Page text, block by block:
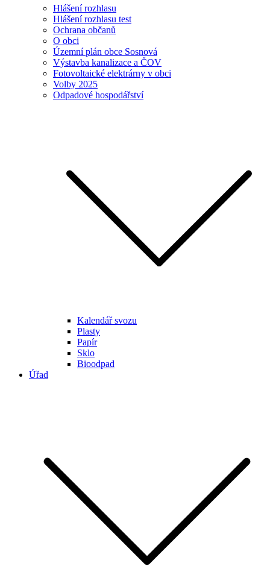
Hlášení rozhlasu
Hlášení rozhlasu test
Ochrana občanů
O obci
Územní plán obce Sosnová
Výstavba kanalizace a ČOV
Fotovoltaické elektrárny v obci
Volby 2025
Odpadové hospodářství
Kalendář svozu
Plasty
Papír
Sklo
Bioodpad
Úřad